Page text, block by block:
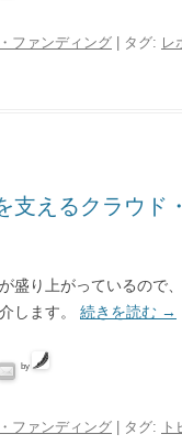
ファンディング | タグ: レ
支えるクラウド
盛り上がっているので
します。 続きを読む →
by
ファンディング | タグ: ト